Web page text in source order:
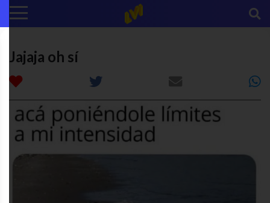
Jajaja oh sí